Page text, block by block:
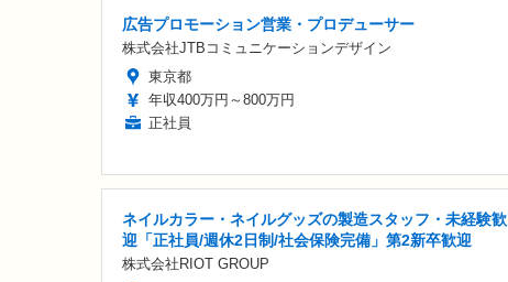
広告プロモーション営業・プロデューサー
株式会社JTBコミュニケーションデザイン
東京都
年収400万円～800万円
正社員
ネイルカラー・ネイルグッズの製造スタッフ・未経験歓
迎「正社員/週休2日制/社会保険完備」第2新卒歓迎
株式会社RIOT GROUP